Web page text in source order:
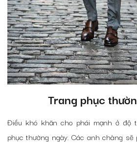
Trang phục
Điều khó khăn cho phái mạnh ở độ
phục thường ngày. Các anh chàng